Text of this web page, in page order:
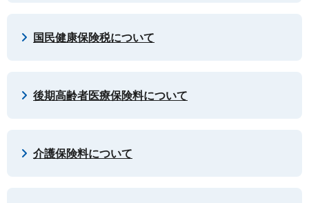
国民健康保険税について
後期高齢者医療保険料について
介護保険料について